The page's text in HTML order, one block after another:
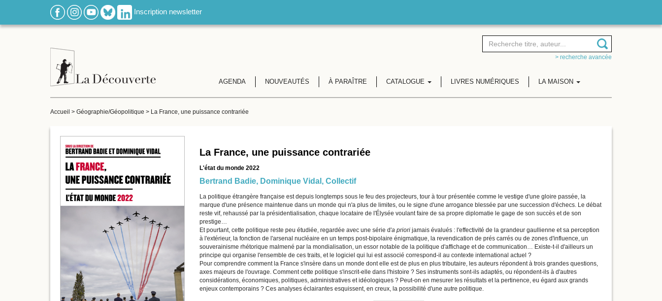
Inscription newsletter
> recherche avancée
AGENDA NOUVEAUTÉS À PARAÎTRE CATALOGUE LIVRES NUMÉRIQUES LA MAISON
Accueil > Géographie/Géopolitique > La France, une puissance contrariée
La France, une puissance contrariée
L'état du monde 2022
Bertrand Badie, Dominique Vidal , Collectif
La politique étrangère française est depuis longtemps sous le feu des projecteurs, tour à tour présentée comme le vestige d'une gloire passée, la
marque d'une présence maintenue dans un monde qui n'a plus de limites, ou le signe d'une arrogance blessée par une succession d'échecs. Le débat
reste vif, rehaussé par la présidentialisation, chaque locataire de l'Élysée voulant faire de sa propre diplomatie le gage de son succès et de son
prestige…
Et pourtant, cette politique reste peu étudiée, regardée avec une série d'a priorijamais évalués : l'effectivité de la grandeur gaullienne et sa perception
à l'extérieur, la fonction de l'arsenal nucléaire en un temps post-bipolaire énigmatique, la revendication de prés carrés ou de zones d'influence, un
souverainisme rhétorique malmené par la mondialisation, un essor notable de la politique d'affichage et de communication… Existe-t-il d'ailleurs un
principe qui organise l'ensemble de ces traits, et le logiciel qui lui est associé correspond-il au contexte international actuel ?
Pour comprendre comment la France s'insère dans un monde dont elle est de plus en plus tributaire, les auteurs répondent à trois grandes questions,
axes majeurs de l'ouvrage. Comment cette politique s'inscrit-elle dans l'histoire ? Ses instruments sont-ils adaptés, ou répondent-ils à d'autres
considérations, économiques, politiques, administratives et idéologiques ? Peut-on en mesurer les résultats et la pertinence, eu égard aux grands
enjeux contemporains ? Ces analyses éclairantes esquissent, en creux, la possibilité d'une autre politique.